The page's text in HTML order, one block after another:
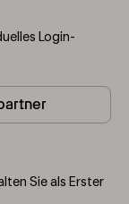
Login-
Sie als Erster